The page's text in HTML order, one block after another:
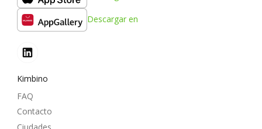
Descargar en
Kimbino
FAQ
Contacto